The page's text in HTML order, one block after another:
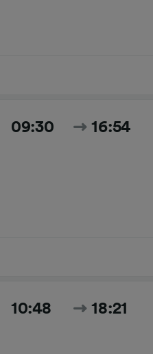
09:30 16:54
10:48 18:21